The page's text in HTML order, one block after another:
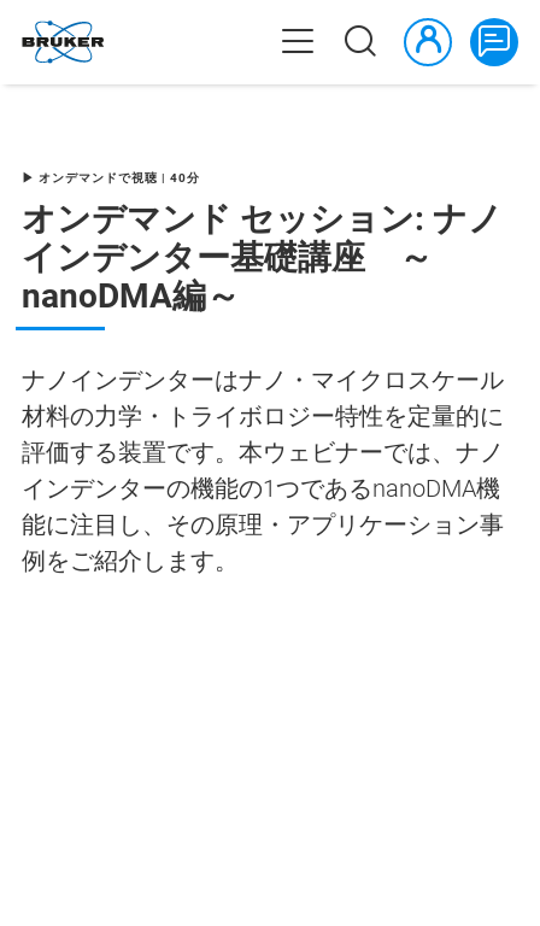
▶ オンデマンドで視聴 | 40分
オンデマンド セッション: ナノ
インデンター基礎講座 ～
nanoDMA編～
ナノインデンターはナノ・マイクロスケール
材料の力学・トライボロジー特性を定量的に
評価する装置です。本ウェビナーでは、ナノ
インデンターの機能の1つであるnanoDMA機
能に注目し、その原理・アプリケーション事
例をご紹介します。